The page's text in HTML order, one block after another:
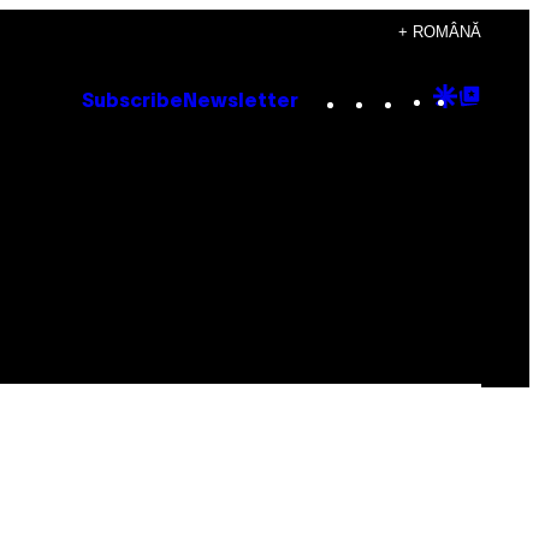
+ ROMÂNĂ
Subscribe Newsletter Instagram
TikTok
YouTube
Google